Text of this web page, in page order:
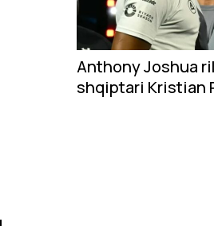
Anthony Joshua
shqiptari Kristian